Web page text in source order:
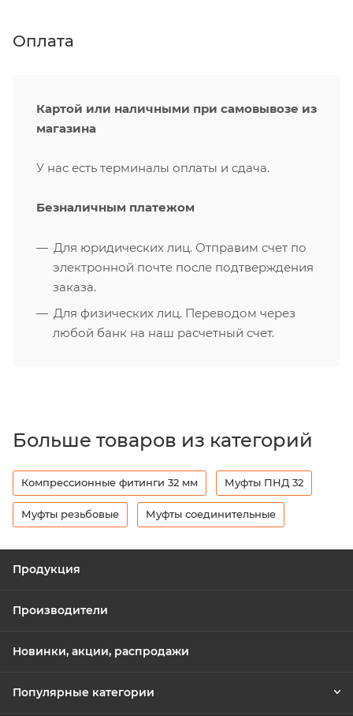
Оплата
Картой или наличными при самовывозе из
магазина
У нас есть терминалы оплаты и сдача.
Безналичным платежом
Для юридических лиц. Отправим счет по
электронной почте после подтверждения
заказа.
Для физических лиц. Переводом через
любой банк на наш расчетный счет.
Больше товаров из категорий
Компрессионные фитинги 32 мм Муфты ПНД 32
Муфты резьбовые Муфты соединительные
Продукция
Производители
Новинки, акции, распродажи
Популярные категории